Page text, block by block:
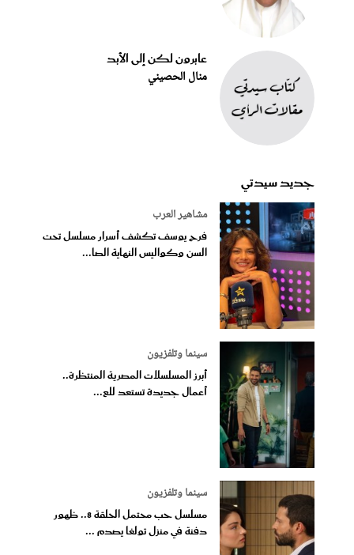
عابرون لكن إلى الأبد
منال الحصيني
جديد سيدتي
مشاهير العرب
فرح يوسف تكشف أسرار مسلسل تحت
السن وكواليس النهاية الصا...
سينما وتلفزيون
أبرز المسلسلات المصرية المنتظرة..
أعمال جديدة تستعد للع...
سينما وتلفزيون
مسلسل حب محتمل الحلقة 8.. ظهور
دفنة في منزل تولغا يصدم ...